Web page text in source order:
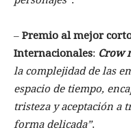
– Premio al mejor
Internacionales: Crow
la complejidad de las
espacio de tiempo,
tristeza y aceptación a
forma delicada”.